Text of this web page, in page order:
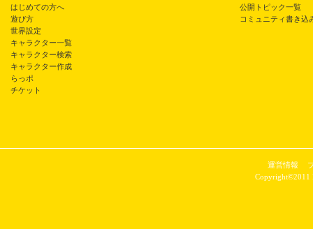
はじめての方へ
遊び方
世界設定
キャラクター一覧
キャラクター検索
キャラクター作成
らっポ
チケット
公開トピック一覧
コミュニティ書き込
運営情報
Copyright©2011